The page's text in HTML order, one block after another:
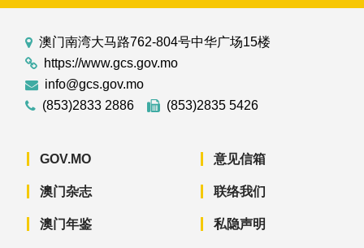
澳门南湾大马路762-804号中华广场15楼
https://www.gcs.gov.mo
info@gcs.gov.mo
(853)2833 2886
(853)2835 5426
GOV.MO
澳门杂志
澳门年鉴
意见信箱
联络我们
私隐声明